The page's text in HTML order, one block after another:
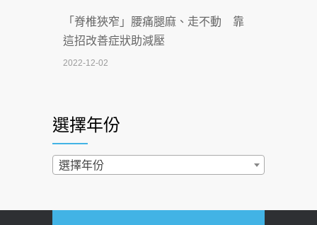
2026-07-02
4連霸議員黃秋澤癌逝！食道癌為何奪命
西園醫院55周年 7／10捐血公益活動 邀
民眾熱血響應
2026-06-30
「脊椎狹窄」腰痛腿麻、走不動 靠
這招改善症狀助減壓
2022-12-02
2022-02-17
過量維生素D和鈣恐罹癌? 醫師釋
選擇年份
選擇年份